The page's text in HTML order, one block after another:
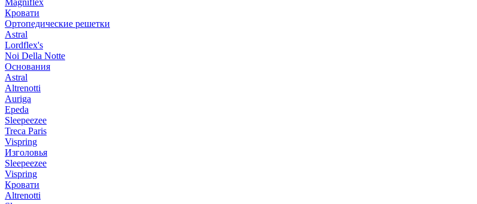
Magniflex
Кровати
Ортопедические решетки
Astral
Lordflex's
Noi Della Notte
Основания
Astral
Altrenotti
Auriga
Epeda
Sleepeezee
Treca Paris
Vispring
Изголовья
Sleepeezee
Vispring
Кровати
Altrenotti